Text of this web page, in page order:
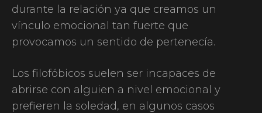
durante la relación ya que creamos un
vínculo emocional tan fuerte que
provocamos un sentido de pertenecía.
Los filofóbicos suelen ser incapaces de
abrirse con alguien a nivel emocional y
prefieren la soledad, en algunos casos